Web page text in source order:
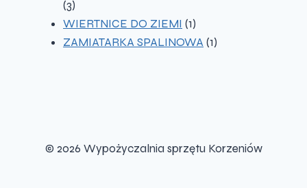
33
produkty
WIERTNICE DO ZIEMI 11
produkt
ZAMIATARKA SPALINOWA 11
© 2026 Wypożyczalnia sprzętu Korzeniów